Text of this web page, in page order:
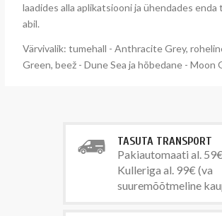
laadides alla aplikatsiooni ja ühendades
abil.
Värvivalik: tumehall - Anthracite Grey,
Green, beež - Dune Sea ja hõbedane - Moon
TASUTA TRANSPORT
Pakiautomaati al.
Kulleriga al. 99€ (va
suuremõõtmeline